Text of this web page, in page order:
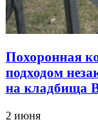
Похоронная
подходом
на кладбища
2 июня